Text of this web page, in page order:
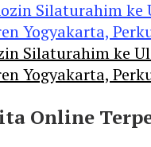
Silaturahim ke
Yogyakarta,
Online